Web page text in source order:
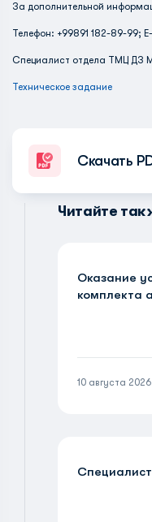
За дополнительной
Телефон: +99891 182-89-99;
Специалист отдела ТМЦ ДЗ
Техническое задание
Скачать
Читайте
Оказание
комплекта
10 августа 2026